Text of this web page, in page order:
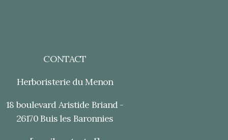
CONTACT
Herboristerie du Menon
18 boulevard Aristide Briand -
26170 Buis les Baronnies